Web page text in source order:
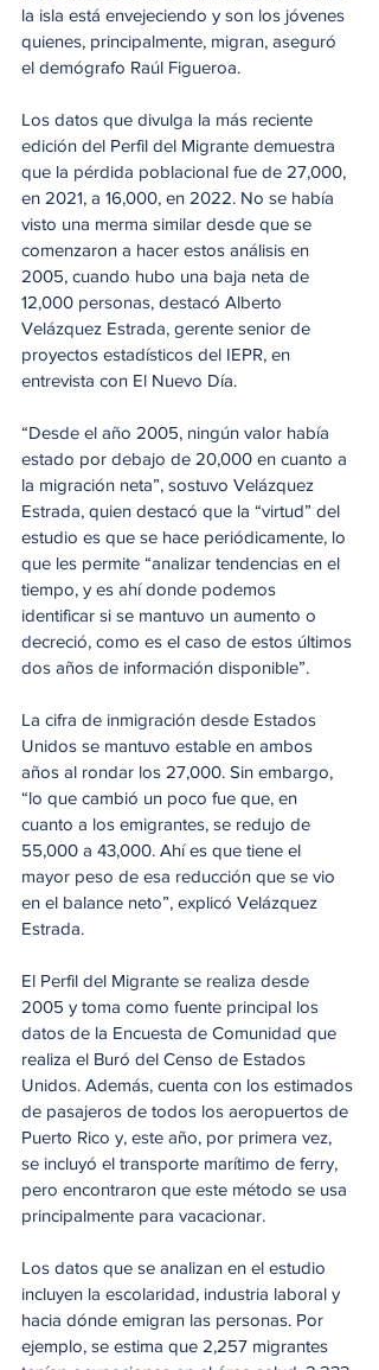
la isla está envejeciendo y son los jóvenes
quienes, principalmente, migran, aseguró
el demógrafo Raúl Figueroa.
Los datos que divulga la más reciente
edición del Perfil del Migrante demuestra
que la pérdida poblacional fue de 27,000,
en 2021, a 16,000, en 2022. No se había
visto una merma similar desde que se
comenzaron a hacer estos análisis en
2005, cuando hubo una baja neta de
12,000 personas, destacó Alberto
Velázquez Estrada, gerente senior de
proyectos estadísticos del IEPR, en
entrevista con El Nuevo Día.
“Desde el año 2005, ningún valor había
estado por debajo de 20,000 en cuanto a
la migración neta”, sostuvo Velázquez
Estrada, quien destacó que la “virtud” del
estudio es que se hace periódicamente, lo
que les permite “analizar tendencias en el
tiempo, y es ahí donde podemos
identificar si se mantuvo un aumento o
decreció, como es el caso de estos últimos
dos años de información disponible”.
La cifra de inmigración desde Estados
Unidos se mantuvo estable en ambos
años al rondar los 27,000. Sin embargo,
“lo que cambió un poco fue que, en
cuanto a los emigrantes, se redujo de
55,000 a 43,000. Ahí es que tiene el
mayor peso de esa reducción que se vio
en el balance neto”, explicó Velázquez
Estrada.
El Perfil del Migrante se realiza desde
2005 y toma como fuente principal los
datos de la Encuesta de Comunidad que
realiza el Buró del Censo de Estados
Unidos. Además, cuenta con los estimados
de pasajeros de todos los aeropuertos de
Puerto Rico y, este año, por primera vez,
se incluyó el transporte marítimo de ferry,
pero encontraron que este método se usa
principalmente para vacacionar.
Los datos que se analizan en el estudio
incluyen la escolaridad, industria laboral y
hacia dónde emigran las personas. Por
ejemplo, se estima que 2,257 migrantes